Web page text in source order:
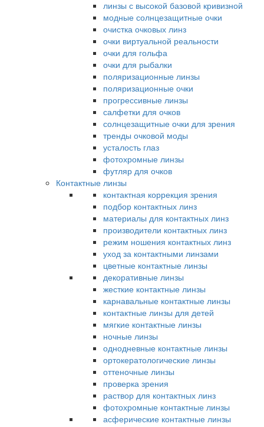
линзы с высокой базовой кривизной
модные солнцезащитные очки
очистка очковых линз
очки виртуальной реальности
очки для гольфа
очки для рыбалки
поляризационные линзы
поляризационные очки
прогрессивные линзы
салфетки для очков
солнцезащитные очки для зрения
тренды очковой моды
усталость глаз
фотохромные линзы
футляр для очков
Контактные линзы
контактная коррекция зрения
подбор контактных линз
материалы для контактных линз
производители контактных линз
режим ношения контактных линз
уход за контактными линзами
цветные контактные линзы
декоративные линзы
жесткие контактные линзы
карнавальные контактные линзы
контактные линзы для детей
мягкие контактные линзы
ночные линзы
однодневные контактные линзы
ортокератологические линзы
оттеночные линзы
проверка зрения
раствор для контактных линз
фотохромные контактные линзы
асферические контактные линзы